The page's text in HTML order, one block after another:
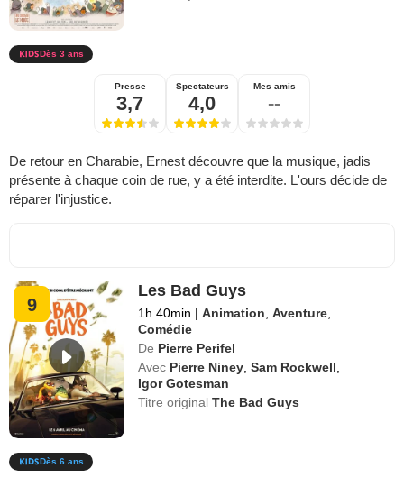
Dès 3 ans
Presse
3,7
Spectateurs
4,0
Mes amis
--
De retour en Charabie, Ernest découvre que la musique, jadis
présente à chaque coin de rue, y a été interdite. L'ours décide de
réparer l'injustice.
9
Les Bad Guys
1h 40min | Animation ,Aventure
Comédie
De Pierre Perifel
Avec Pierre Niney ,Sam Rockwell
Igor Gotesman
Titre originalThe Bad Guys
Dès 6 ans